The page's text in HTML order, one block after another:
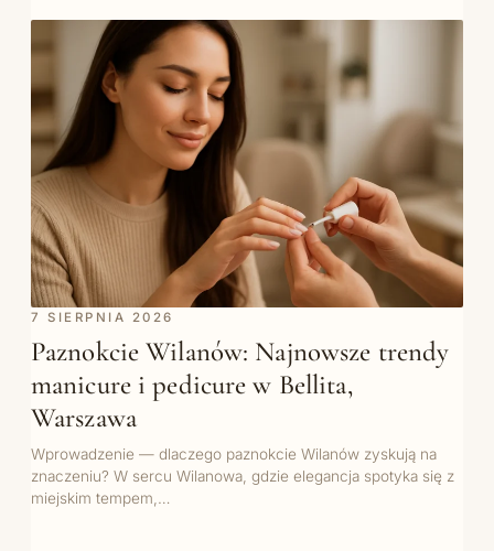
7 SIERPNIA 2026
Paznokcie Wilanów: Najnowsze trendy
manicure i pedicure w Bellita,
Warszawa
Wprowadzenie — dlaczego paznokcie Wilanów zyskują na
znaczeniu? W sercu Wilanowa, gdzie elegancja spotyka się z
miejskim tempem,…